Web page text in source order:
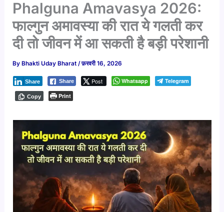
Phalguna Amavasya 2026:
फाल्गुन अमावस्या की रात ये गलती कर
दी तो जीवन में आ सकती है बड़ी परेशानी
By Bhakti Uday Bharat/फ़रवरी 16, 2026
Share Post
Share Whatsapp Telegram
Copy Print